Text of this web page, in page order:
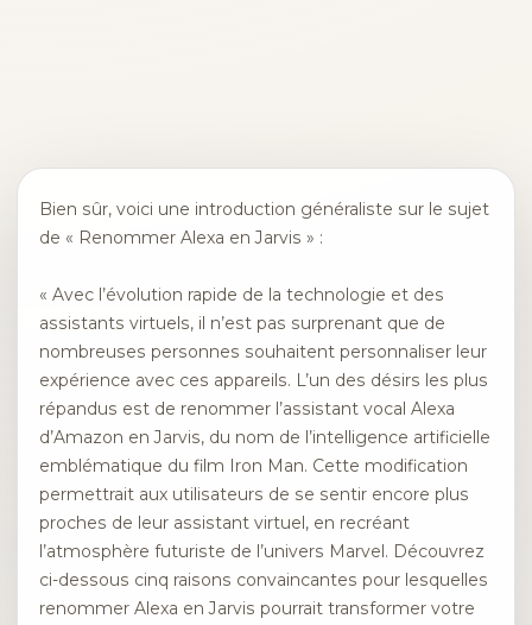
Bien sûr, voici une introduction généraliste sur le sujet
de « Renommer Alexa en Jarvis » :
« Avec l’évolution rapide de la technologie et des
assistants virtuels, il n’est pas surprenant que de
nombreuses personnes souhaitent personnaliser leur
expérience avec ces appareils. L’un des désirs les plus
répandus est de renommer l’assistant vocal Alexa
d’Amazon en Jarvis, du nom de l’intelligence artificielle
emblématique du film Iron Man. Cette modification
permettrait aux utilisateurs de se sentir encore plus
proches de leur assistant virtuel, en recréant
l’atmosphère futuriste de l’univers Marvel. Découvrez
ci-dessous cinq raisons convaincantes pour lesquelles
renommer Alexa en Jarvis pourrait transformer votre